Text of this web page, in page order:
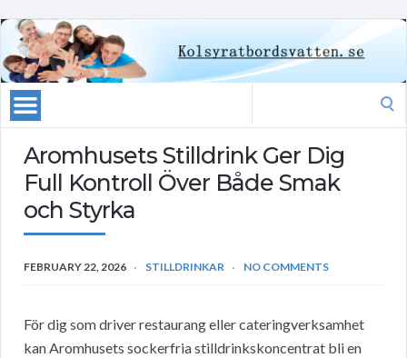
Aromhusets Stilldrink Ger Dig
Full Kontroll Över Både Smak
och Styrka
FEBRUARY 22, 2026 STILLDRINKAR NO COMMENTS
För dig som driver restaurang eller cateringverksamhet
kan Aromhusets sockerfria stilldrinkskoncentrat bli en